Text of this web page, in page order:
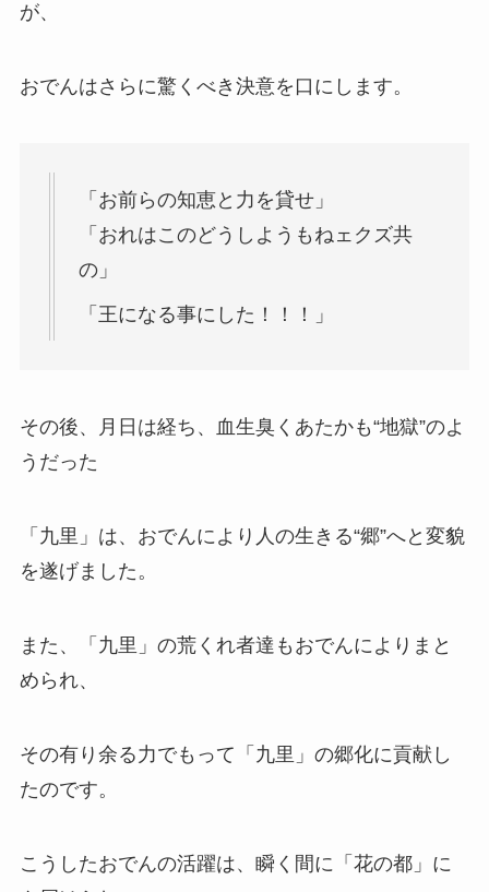
が、
おでんはさらに驚くべき決意を口にします。
「お前らの知恵と力を貸せ」
「おれはこのどうしようもねェクズ共
の」
「王になる事にした！！！」
その後、月日は経ち、血生臭くあたかも“地獄”のよ
うだった
「九里」は、おでんにより人の生きる“郷”へと変貌
を遂げました。
また、「九里」の荒くれ者達もおでんによりまと
められ、
その有り余る力でもって「九里」の郷化に貢献し
たのです。
こうしたおでんの活躍は、瞬く間に「花の都」に